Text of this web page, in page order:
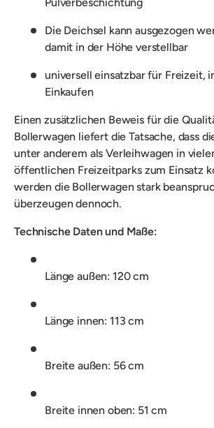
Die Deichsel kann ausgezogen
damit in der Höhe verstellbar
universell einsatzbar für Freizeit,
Einkaufen
Einen zusätzlichen Beweis für die
Bollerwagen liefert die Tatsache, dass
unter anderem als Verleihwagen in
öffentlichen Freizeitparks zum Einsatz
werden die Bollerwagen stark
überzeugen dennoch.
Technische Daten und Maße:
Länge außen: 120 cm
Länge innen: 113 cm
Breite außen: 56 cm
Breite innen oben: 51 cm